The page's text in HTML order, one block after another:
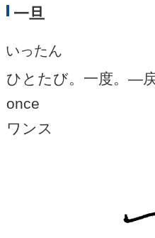
一旦
いったん
ひとたび。一度。―
once
ワンス